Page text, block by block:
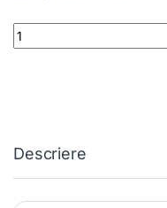
Gel de dus Glory Dead
Descriere